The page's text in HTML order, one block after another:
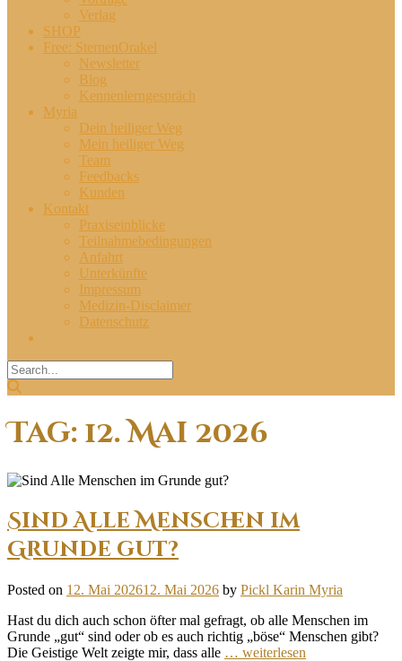
Verlag
SHOP
Free: SternenOrakel
Newsletter
Blog
Kennenlerngespräch
Myria
Dein heiliger Weg
Mein heiliger Weg
Team
Feedbacks
Kunden
Kontakt
Praxiseinblicke
Teilnahmebedingungen
Anfahrt
Unterkünfte
Impressum
Medizin-Disclaimer
Datenschutz
Tag: 12. Mai 2026
Sind Alle Menschen im
Grunde gut?
Posted on 12. Mai 202612. Mai 2026 by Pickl Karin Myria
Hast du dich auch schon öfter mal gefragt, ob alle Menschen im
Grunde „gut“ sind oder ob es auch richtig „böse“ Menschen gibt?
Die Geistige Welt zeigte mir, dass alle … weiterlesen